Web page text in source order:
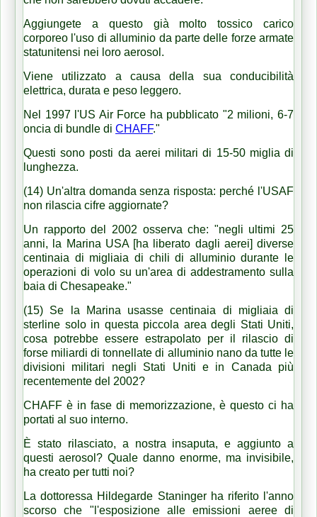
Aggiungete a questo già molto tossico carico
corporeo l'uso di alluminio da parte delle forze armate
statunitensi nei loro aerosol.
Viene utilizzato a causa della sua conducibilità
elettrica, durata e peso leggero.
Nel 1997 l'US Air Force ha pubblicato "2 milioni, 6-7
oncia di bundle di CHAFF."
Questi sono posti da aerei militari di 15-50 miglia di
lunghezza.
(14) Un'altra domanda senza risposta: perché l'USAF
non rilascia cifre aggiornate?
Un rapporto del 2002 osserva che: "negli ultimi 25
anni, la Marina USA [ha liberato dagli aerei] diverse
centinaia di migliaia di chili di alluminio durante le
operazioni di volo su un'area di addestramento sulla
baia di Chesapeake."
(15) Se la Marina usasse centinaia di migliaia di
sterline solo in questa piccola area degli Stati Uniti,
cosa potrebbe essere estrapolato per il rilascio di
forse miliardi di tonnellate di alluminio nano da tutte le
divisioni militari negli Stati Uniti e in Canada più
recentemente del 2002?
CHAFF è in fase di memorizzazione, è questo ci ha
portati al suo interno.
È stato rilasciato, a nostra insaputa, e aggiunto a
questi aerosol? Quale danno enorme, ma invisibile,
ha creato per tutti noi?
La dottoressa Hildegarde Staninger ha riferito l'anno
scorso che "l'esposizione alle emissioni aeree di